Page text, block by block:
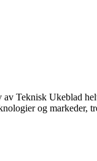
Teknisk Ukeblad
og markeder,